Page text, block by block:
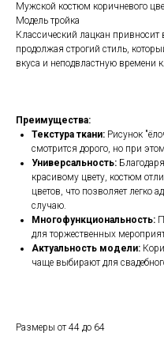
Мужской костюм коричневого
Модель тройка
Классический лацкан привносит
продолжая строгий стиль,
вкуса и неподвластную времени
Преимущества:
Текстура ткани: Рисунок
смотрится дорого, но при
Универсальность:
красивому цвету, костюм
цветов, что позволяет легко
случаю.
Многофункциональность:
для торжественных
Актуальность модели:
чаще выбирают для
Размеры от 44 до 64